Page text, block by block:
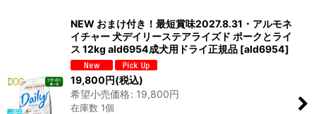
絞り込む
NEW おまけ付き！最短賞味2027.8.31・アルモネ
イチャー 犬デイリーステアライズド ポークとライ
ス 12kg ald6954成犬用ドライ正規品 [ald6954]
19,800円(税込)
希望小売価格: 19,800円
在庫数 1個